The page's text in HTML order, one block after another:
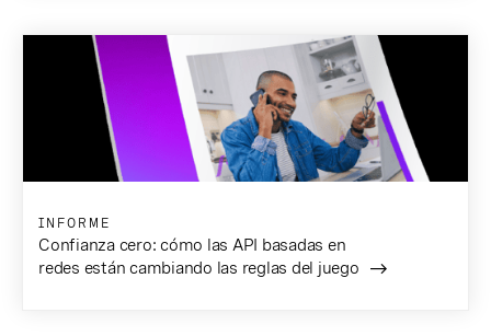
INFORME
Confianza cero: cómo las API basadas en
redes están cambiando las reglas del juego